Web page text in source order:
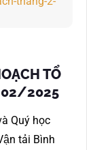
TỔ
02/2025
Quý học
tải Bình